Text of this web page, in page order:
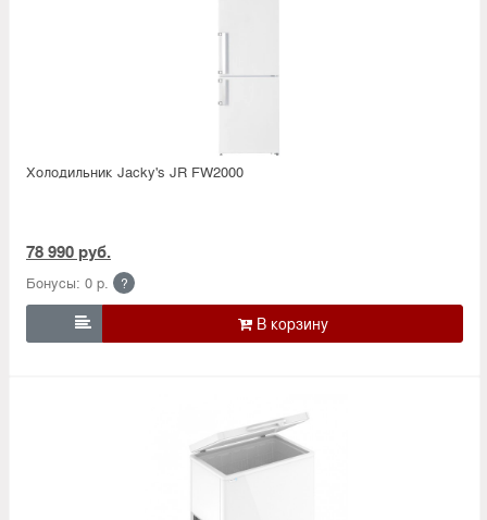
Холодильник Jacky's JR FW2000
78 990 руб.
Бонусы: 0 р. ?
